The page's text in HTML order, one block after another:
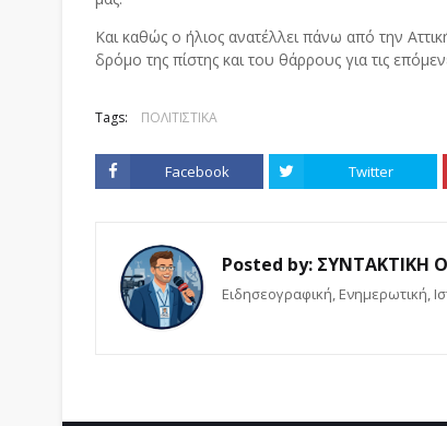
Και καθώς ο ήλιος ανατέλλει πάνω από την
δρόμο της πίστης και του θάρρους για τις
Tags: ΠΟΛΙΤΙΣΤΙΚΑ
Facebook Twitter
Posted by: ΣΥΝΤΑΚΤΙΚΗ
Eιδησεογραφική, Ενημερωτική,